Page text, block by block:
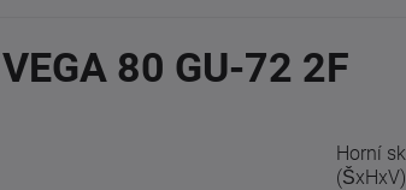
80 GU-72 2F
Horní